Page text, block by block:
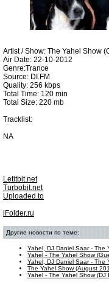
Artist / Show: The Yahel Show
Air Date: 22-10-2012
Genre:Trance
Source: DI.FM
Quality: 256 kbps
Total Time: 120 min
Total Size: 220 mb
Tracklist:
NA
Letitbit.net
Turbobit.net
Uploaded.to
iFolder.ru
Другие новости по теме:
Yahel, DJ Daniel Saar - The
Yahel - The Yahel Show
Yahel, DJ Daniel Saar - The
The Yahel Show (August
Yahel - The Yahel Show (DJ